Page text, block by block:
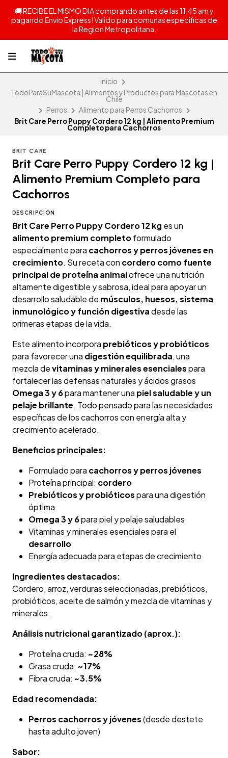
🚚 RECIBE EL MISMO DIA comprando antes de las 11:45 am y
pagando Envio Express! Valido para comunas especificas de
la Region Metropolitana.
Inicio
TodoParaSuMascota | Alimentos y Productos para Mascotas en
Chile
Perros
Alimento para Perros Cachorros
Brit Care Perro Puppy Cordero 12 kg | Alimento Premium
Completo para Cachorros
BRIT CARE
Brit Care Perro Puppy Cordero 12 kg |
Alimento Premium Completo para
Cachorros
DESCRIPCIÓN
Brit Care Perro Puppy Cordero 12 kg es un
alimento premium completoformulado
especialmente para cachorros y perros jóvenes en
crecimiento. Su receta con cordero como fuente
principal de proteína animalofrece una nutrición
altamente digestible y sabrosa, ideal para apoyar un
desarrollo saludable de músculos, huesos, sistema
inmunológico y función digestivadesde las
primeras etapas de la vida.
Este alimento incorpora prebióticos y probióticos
para favorecer una digestión equilibrada, una
mezcla devitaminas y minerales esencialespara
fortalecer las defensas naturales y ácidos grasos
Omega 3 y 6para mantener una piel saludable y un
pelaje brillante. Todo pensado para las necesidades
específicas de los cachorros con energía alta y
crecimiento acelerado.
Beneficios principales:
Formulado para cachorros y perros jóvenes
Proteína principal: cordero
Prebióticos y probióticospara una digestión
óptima
Omega 3 y 6para piel y pelaje saludables
Vitaminas y minerales esenciales para el
desarrollo
Energía adecuada para etapas de crecimiento
Ingredientes destacados:
Cordero, arroz, verduras seleccionadas, prebióticos,
probióticos, aceite de salmón y mezcla de vitaminas y
minerales.
Análisis nutricional garantizado (aprox.):
Proteína cruda: ~28%
Grasa cruda: ~17%
Fibra cruda: ~3.5%
Edad recomendada:
Perros cachorros y jóvenes(desde destete
hasta adulto joven)
Sabor: